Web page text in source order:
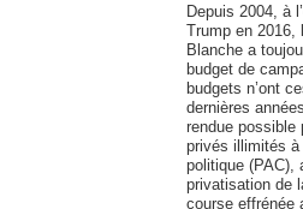
Depuis 2004, à
Trump en 2016,
Blanche a
budget de
budgets n’ont
dernières
rendue possible
privés illimités à
politique (PAC),
privatisation de
course effrénée